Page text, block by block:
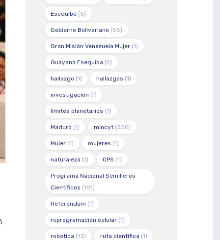
Esequibo (5)
Gobierno Bolivariano (55)
Gran Misión Venezuela Mujer (1)
Guayana Esequiba (2)
hallazgo (1) hallazgos (1)
investigación (1)
límites planetarios (1)
Maduro (1) mincyt (550)
Mujer (1) mujeres (1)
naturaleza (1) OPS (1)
Programa Nacional Semilleros
Científicos (101)
Referendum (1)
reprogramación celular (1)
robotica (13) ruta científica (1)